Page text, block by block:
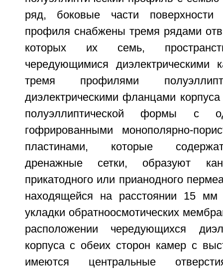
ряд, боковые части поверхности
профиля снабжены тремя рядами
которых их семь,
чередующимися диэлектрическими
тремя профилями
диэлектрическими фланцами
полуэллиптической формы с
гофрированными монополярно-
пластинами, которые
дренажные сетки, образуют
прикатодного или прианодного
находящейся на расстоянии 15
укладки обратноосмотических
расположении чередующихся
корпуса с обеих сторон камер с
имеются центральные